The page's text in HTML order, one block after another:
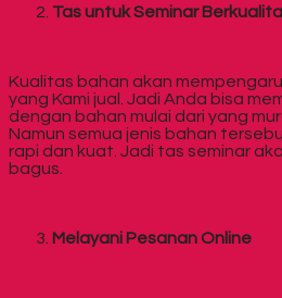
Tas untuk Seminar
Kualitas bahan akan
yang Kami jual. Jadi Anda bisa
dengan bahan mulai dari yang
Namun semua jenis bahan
rapi dan kuat. Jadi tas seminar
bagus.
Melayani Pesanan Online